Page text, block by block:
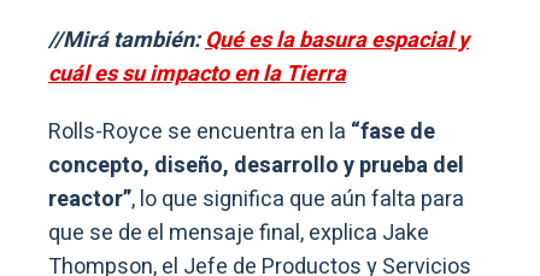
//Mirá también:Qué es la basura espacial y
cuál es su impacto en la Tierra
Rolls-Royce se encuentra en la “fase de
concepto, diseño, desarrollo y prueba del
reactor”, lo que significa que aún falta para
que se de el mensaje final, explica Jake
Thompson, el Jefe de Productos y Servicios